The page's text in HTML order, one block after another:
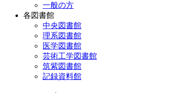
一般の方
各図書館
中央図書館
理系図書館
医学図書館
芸術工学図書館
筑紫図書館
記録資料館